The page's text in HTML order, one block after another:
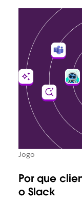
Jogo
Por que
o Slack